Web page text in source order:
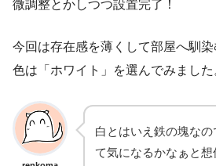
微調整とかしつつ設置完了！
今回は存在感を薄くして部屋へ馴
色は「ホワイト」を選んでみました
白とはいえ鉄の塊な
て気になるかなぁと